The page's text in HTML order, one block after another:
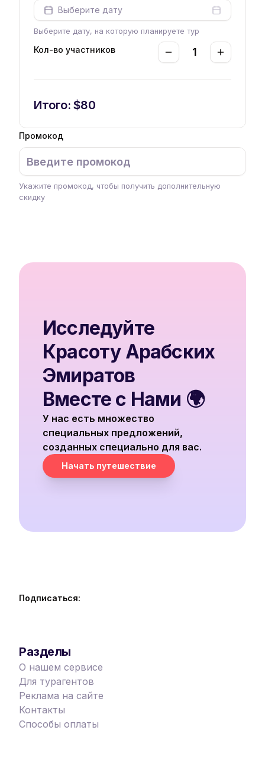
Выберите дату
Выберите дату, на которую планируете тур
Кол-во участников
Decrement
1 Increment
Итого: $80
Промокод
Укажите промокод, чтобы получить дополнительную
скидку
Исследуйте
Красоту Арабских
Эмиратов
Вместе с Нами 🌍
У нас есть множество
специальных предложений,
созданных специально для вас.
Начать путешествие
Подписаться:
Разделы
О нашем сервисе
Для турагентов
Реклама на сайте
Контакты
Способы оплаты